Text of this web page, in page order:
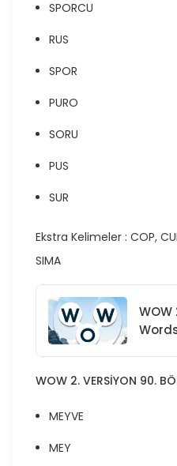
SPORCU
RUS
SPOR
PURO
SORU
PUS
SUR
Ekstra Kelimeler : COP,
SIMA
WOW
WOW 2. VERSİYON 90.
MEYVE
MEY